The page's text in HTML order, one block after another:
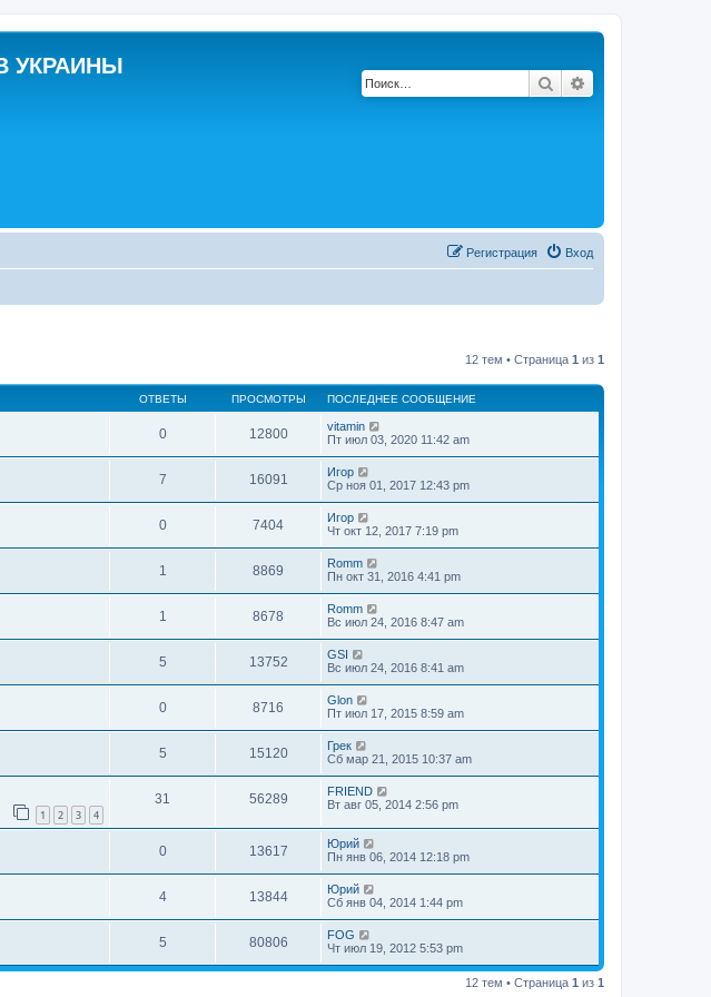
УКРАИНЫ
Поиск
Вход
Регистрация
12 тем • Страница 1 из 1
ОТВЕТЫ ПРОСМОТРЫ ПОСЛЕДНЕЕ СООБЩЕНИЕ
0 12800
vitamin
Пт июл 03, 2020 11:42 am
7 16091
Игор
Ср ноя 01, 2017 12:43 pm
0 7404
Игор
Чт окт 12, 2017 7:19 pm
1 8869
Romm
Пн окт 31, 2016 4:41 pm
1 8678
Romm
Вс июл 24, 2016 8:47 am
5 13752
GSI
Вс июл 24, 2016 8:41 am
0 8716
Glon
Пт июл 17, 2015 8:59 am
5 15120
Грек
Сб мар 21, 2015 10:37 am
1 2 3 4
31 56289
FRIEND
Вт авг 05, 2014 2:56 pm
0 13617
Юрий
Пн янв 06, 2014 12:18 pm
4 13844
Юрий
Сб янв 04, 2014 1:44 pm
5 80806
FOG
Чт июл 19, 2012 5:53 pm
12 тем • Страница 1 из 1